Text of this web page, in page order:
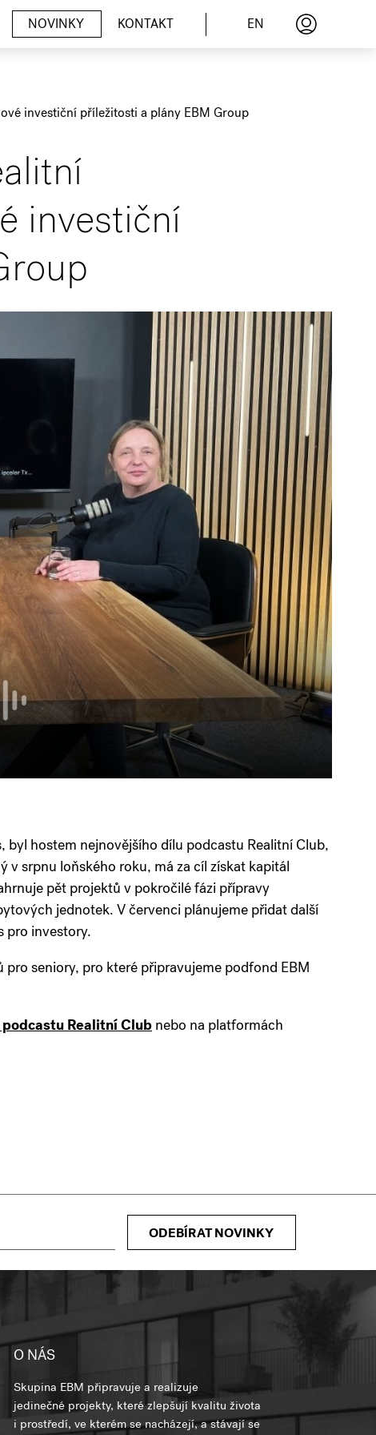
NOVINKY KONTAKT EN
investiční příležitosti a plány EBM Group
investiční
byl hostem nejnovějšího dílu podcastu Realitní Club,
srpnu loňského roku, má za cíl získat kapitál
pět projektů v pokročilé fázi přípravy
jednotek. V červenci plánujeme přidat další
pro investory.
seniory, pro které připravujeme podfond EBM
Realitní Club nebo na platformách
ODEBÍRAT NOVINKY
O NÁS
Skupina EBM připravuje a realizuje
jedinečné projekty, které zlepšují kvalitu života
i prostředí, ve kterém se nacházejí, a stávají se